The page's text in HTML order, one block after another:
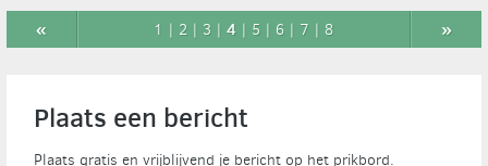
« 1 | 2 | 3 |4 | 5 | 6 | 7 | 8 »
Plaats een bericht
Plaats gratis en vrijblijvend je bericht op het prikbord.